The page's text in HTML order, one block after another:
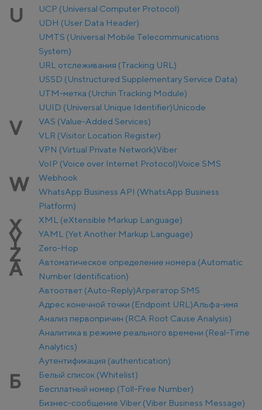
U
UCP (Universal Computer Protocol)
UDH (User Data Header)
UMTS (Universal Mobile Telecommunications
System)
URL отслеживания (Tracking URL)
USSD (Unstructured Supplementary Service Data)
UTM-метка (Urchin Tracking Module)
UUID (Universal Unique Identifier)Unicode
V
VAS (Value-Added Services)
VLR (Visitor Location Register)
VPN (Virtual Private Network)Viber
VoIP (Voice over Internet Protocol)Voice SMS
W
Webhook
WhatsApp Business API (WhatsApp Business
Platform)
X XML (eXtensible Markup Language)
Y YAML (Yet Another Markup Language)
Z Zero-Hop
А
Автоматическое определение номера (Automatic
Number Identification)
Автоответ (Auto-Reply)Агрегатор SMS
Адрес конечной точки (Endpoint URL)Альфа-имя
Анализ первопричин (RCA Root Cause Analysis)
Аналитика в режиме реального времени (Real-Time
Analytics)
Аутентификация (authentication)
Б
Белый список (Whitelist)
Бесплатный номер (Toll-Free Number)
Бизнес-сообщение Viber (Viber Business Message)